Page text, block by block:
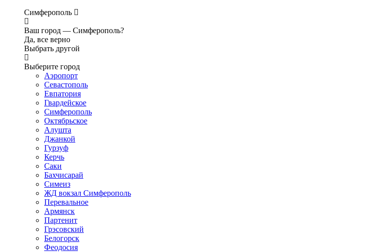
Симферополь
Ваш город — Симферополь?
Да, все верно
Выбрать другой
Выберите город
Аэропорт
Севастополь
Евпатория
Гвардейское
Симферополь
Октябрьское
Алушта
Джанкой
Гурзуф
Керчь
Саки
Бахчисарай
Симеиз
ЖД вокзал Симферополь
Перевальное
Армянск
Партенит
Грэсовский
Белогорск
Феодосия